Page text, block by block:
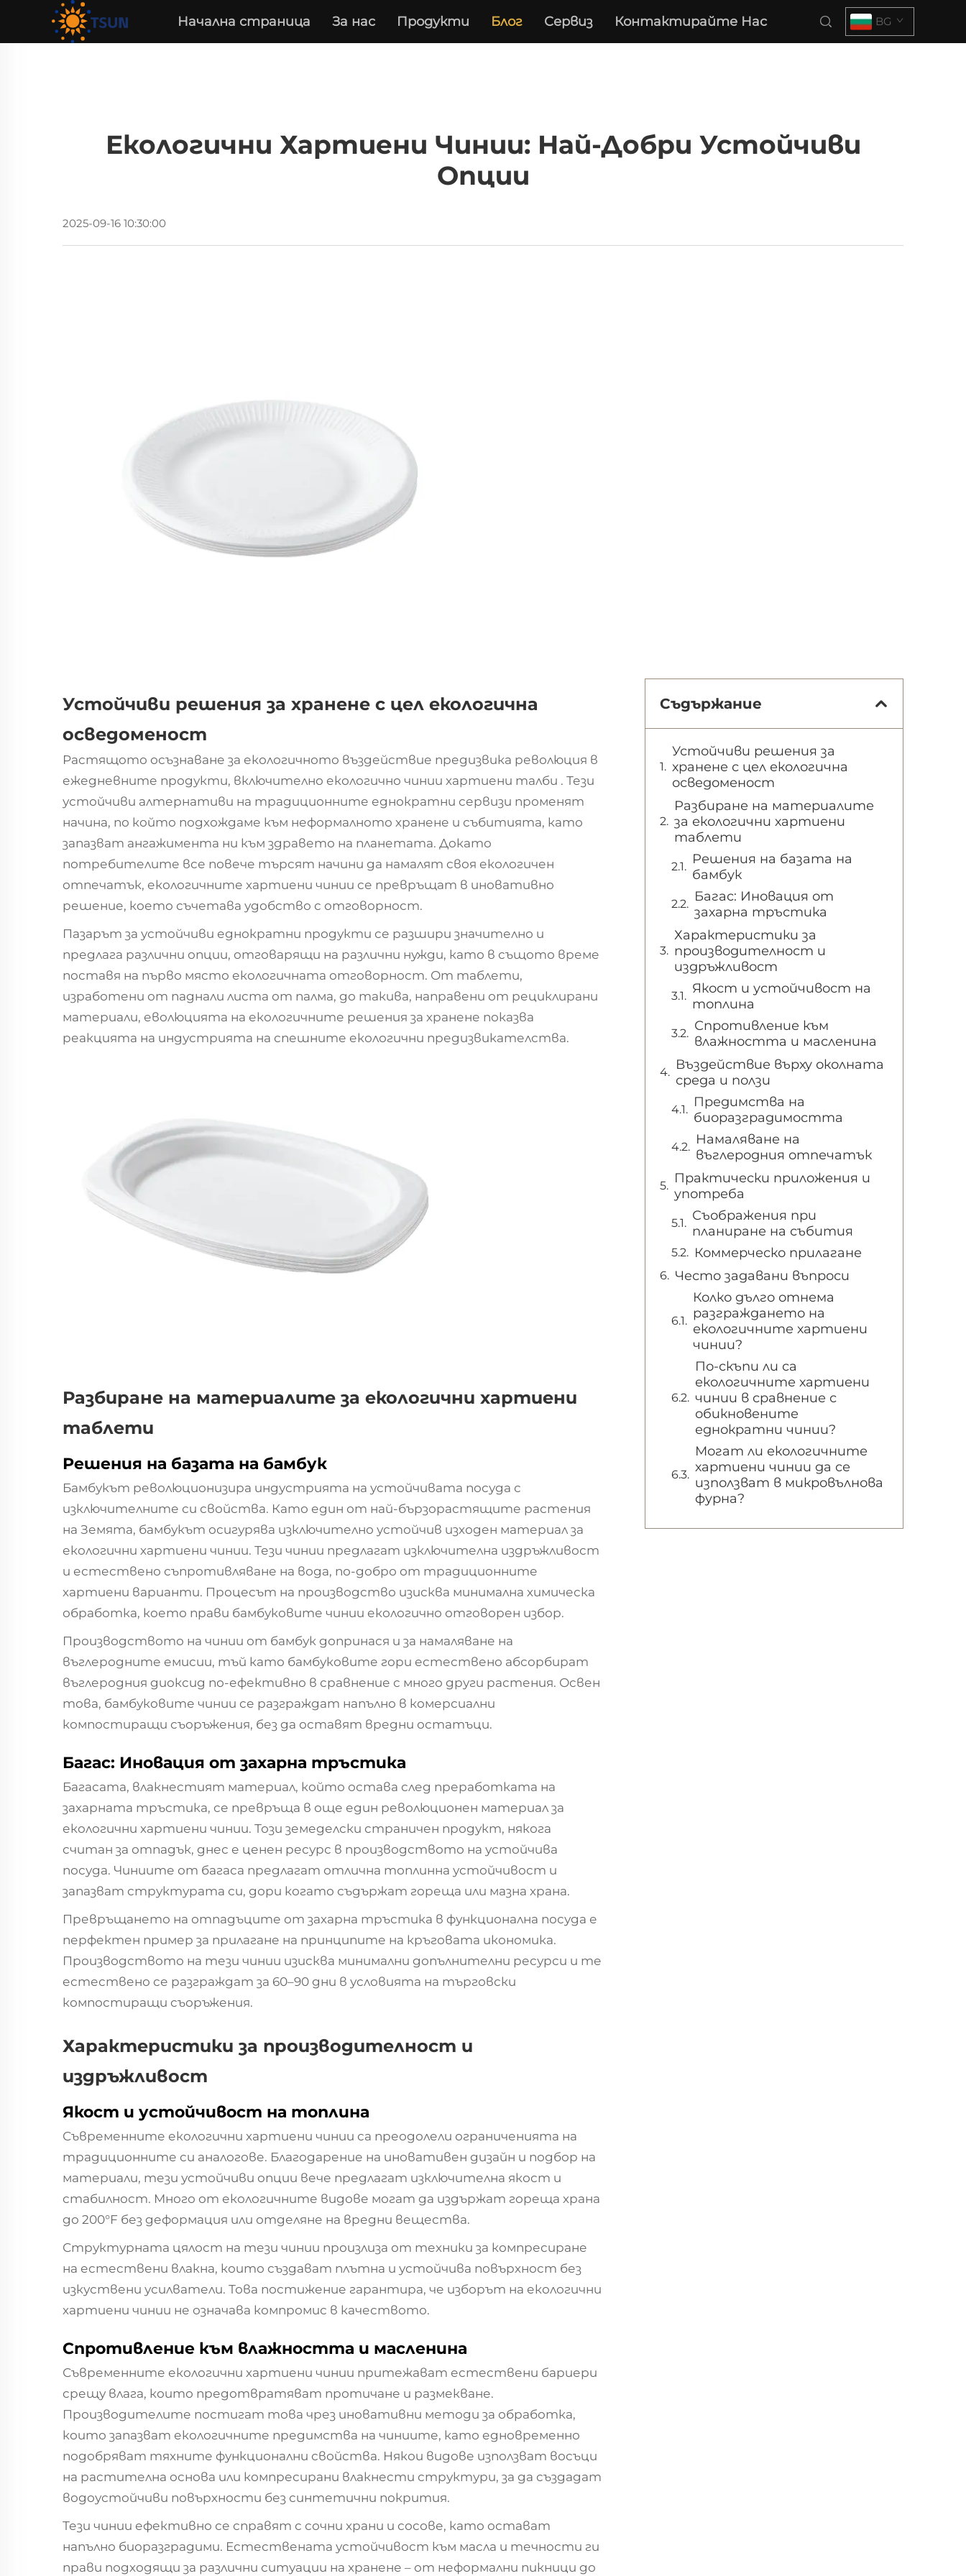
Начална страница За нас Продукти Блог Сервиз Контактирайте Нас BG
Екологични Хартиени Чинии: Най-Добри Устойчиви
Опции
2025-09-16 10:30:00
Устойчиви решения за хранене с цел екологична
осведоменост
Растящото осъзнаване за екологичното въздействие предизвика революция в
ежедневните продукти, включително екологично чинии хартиени талби . Тези
устойчиви алтернативи на традиционните еднократни сервизи променят
начина, по който подхождаме към неформалното хранене и събитията, като
запазват ангажимента ни към здравето на планетата. Докато
потребителите все повече търсят начини да намалят своя екологичен
отпечатък, екологичните хартиени чинии се превръщат в иновативно
решение, което съчетава удобство с отговорност.
Пазарът за устойчиви еднократни продукти се разшири значително и
предлага различни опции, отговарящи на различни нужди, като в същото време
поставя на първо място екологичната отговорност. От таблети,
изработени от паднали листа от палма, до такива, направени от рециклирани
материали, еволюцията на екологичните решения за хранене показва
реакцията на индустрията на спешните екологични предизвикателства.
Разбиране на материалите за екологични хартиени
таблети
Решения на базата на бамбук
Бамбукът революционизира индустрията на устойчивата посуда с
изключителните си свойства. Като един от най-бързорастящите растения
на Земята, бамбукът осигурява изключително устойчив изходен материал за
екологични хартиени чинии. Тези чинии предлагат изключителна издръжливост
и естествено съпротивляване на вода, по-добро от традиционните
хартиени варианти. Процесът на производство изисква минимална химическа
обработка, което прави бамбуковите чинии екологично отговорен избор.
Производството на чинии от бамбук допринася и за намаляване на
въглеродните емисии, тъй като бамбуковите гори естествено абсорбират
въглеродния диоксид по-ефективно в сравнение с много други растения. Освен
това, бамбуковите чинии се разграждат напълно в комерсиални
компостиращи съоръжения, без да оставят вредни остатъци.
Багас: Иновация от захарна тръстика
Багасата, влакнестият материал, който остава след преработката на
захарната тръстика, се превръща в още един революционен материал за
екологични хартиени чинии. Този земеделски страничен продукт, някога
считан за отпадък, днес е ценен ресурс в производството на устойчива
посуда. Чиниите от багаса предлагат отлична топлинна устойчивост и
запазват структурата си, дори когато съдържат гореща или мазна храна.
Превръщането на отпадъците от захарна тръстика в функционална посуда е
перфектен пример за прилагане на принципите на кръговата икономика.
Производството на тези чинии изисква минимални допълнителни ресурси и те
естествено се разграждат за 60–90 дни в условията на търговски
компостиращи съоръжения.
Характеристики за производителност и
издръжливост
Якост и устойчивост на топлина
Съвременните екологични хартиени чинии са преодолели ограниченията на
традиционните си аналогове. Благодарение на иновативен дизайн и подбор на
материали, тези устойчиви опции вече предлагат изключителна якост и
стабилност. Много от екологичните видове могат да издържат гореща храна
до 200°F без деформация или отделяне на вредни вещества.
Структурната цялост на тези чинии произлиза от техники за компресиране
на естествени влакна, които създават плътна и устойчива повърхност без
изкуствени усилватели. Това постижение гарантира, че изборът на екологични
хартиени чинии не означава компромис в качеството.
Спротивление към влажността и масленина
Съвременните екологични хартиени чинии притежават естествени бариери
срещу влага, които предотвратяват протичане и размекване.
Производителите постигат това чрез иновативни методи за обработка,
които запазват екологичните предимства на чиниите, като едновременно
подобряват тяхните функционални свойства. Някои видове използват восъци
на растителна основа или компресирани влакнести структури, за да създадат
водоустойчиви повърхности без синтетични покрития.
Тези чинии ефективно се справят с сочни храни и сосове, като остават
напълно биоразградими. Естествената устойчивост към масла и течности ги
прави подходящи за различни ситуации на хранене – от неформални пикници до
Съдържание
Устойчиви решения за
хранене с цел екологична
осведоменост
Разбиране на материалите
за екологични хартиени
таблети
Решения на базата на
бамбук
Багас: Иновация от
захарна тръстика
Характеристики за
производителност и
издръжливост
Якост и устойчивост на
топлина
Спротивление към
влажността и масленина
Въздействие върху околната
среда и ползи
Предимства на
биоразградимостта
Намаляване на
въглеродния отпечатък
Практически приложения и
употреба
Съображения при
планиране на събития
Коммерческо прилагане
Често задавани въпроси
Колко дълго отнема
разграждането на
екологичните хартиени
чинии?
По-скъпи ли са
екологичните хартиени
чинии в сравнение с
обикновените
еднократни чинии?
Могат ли екологичните
хартиени чинии да се
използват в микровълнова
фурна?